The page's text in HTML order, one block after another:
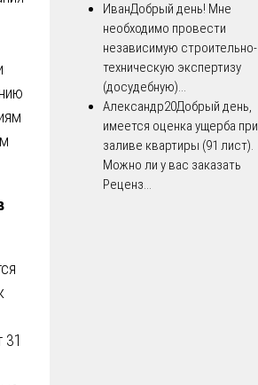
ИванДобрый день! Мне
необходимо провести
независимую строительно-
техническую экспертизу
(досудебную)...
Александр20Добрый день,
имеется оценка ущерба при
заливе квартиры (91 лист).
Можно ли у вас заказать
Реценз...